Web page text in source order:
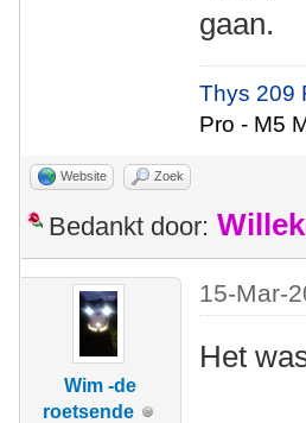
gaan.
Thys 209
Pro - M5
Website Zoek
Bedankt door:
Wim -de
roetsende
15-Mar-
Het